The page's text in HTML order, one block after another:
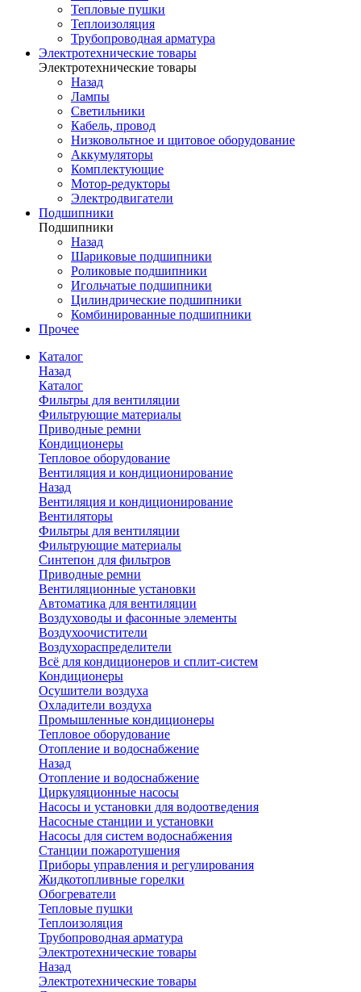
Тепловые пушки
Теплоизоляция
Трубопроводная арматура
Электротехнические товары
Электротехнические товары
Назад
Лампы
Светильники
Кабель, провод
Низковольтное и щитовое оборудование
Аккумуляторы
Комплектующие
Мотор-редукторы
Электродвигатели
Подшипники
Подшипники
Назад
Шариковые подшипники
Роликовые подшипники
Игольчатые подшипники
Цилиндрические подшипники
Комбинированные подшипники
Прочее
Каталог
Назад
Каталог
Фильтры для вентиляции
Фильтрующие материалы
Приводные ремни
Кондиционеры
Тепловое оборудование
Вентиляция и кондиционирование
Назад
Вентиляция и кондиционирование
Вентиляторы
Фильтры для вентиляции
Фильтрующие материалы
Синтепон для фильтров
Приводные ремни
Вентиляционные установки
Автоматика для вентиляции
Воздуховоды и фасонные элементы
Воздухоочистители
Воздухораспределители
Всё для кондиционеров и сплит-систем
Кондиционеры
Осушители воздуха
Охладители воздуха
Промышленные кондиционеры
Тепловое оборудование
Отопление и водоснабжение
Назад
Отопление и водоснабжение
Циркуляционные насосы
Насосы и установки для водоотведения
Насосные станции и установки
Насосы для систем водоснабжения
Станции пожаротушения
Приборы управления и регулирования
Жидкотопливные горелки
Обогреватели
Тепловые пушки
Теплоизоляция
Трубопроводная арматура
Электротехнические товары
Назад
Электротехнические товары